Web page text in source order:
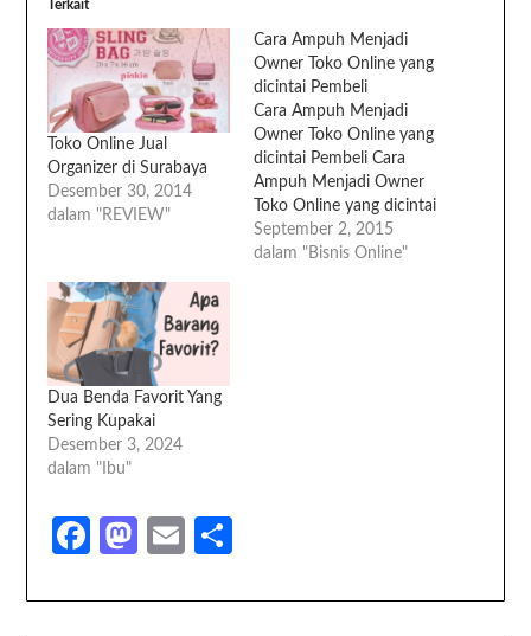
Terkait
Toko Online Jual
Organizer di Surabaya
Desember 30, 2014
dalam "REVIEW"
Cara Ampuh Menjadi
Owner Toko Online yang
dicintai Pembeli
Cara Ampuh Menjadi
Owner Toko Online yang
dicintai Pembeli Cara
Ampuh Menjadi Owner
Toko Online yang dicintai
Pembeli Saya senang
dunia toko online
September 2, 2015
dalam "Bisnis Online"
Dua Benda Favorit Yang
Sering Kupakai
Desember 3, 2024
dalam "Ibu"
Facebook
Mastodon
Email